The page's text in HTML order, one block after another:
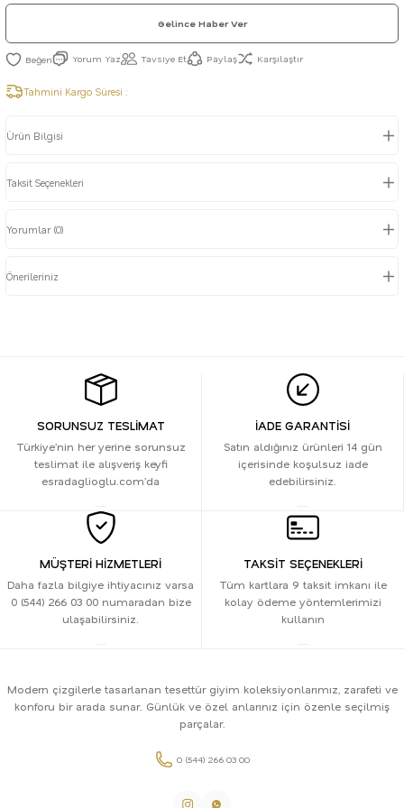
Gelince Haber Ver
Yorum Yaz Tavsiye Et Paylaş Karşılaştır
Tahmini Kargo Süresi :
Ürün Bilgisi
Taksit Seçenekleri
Yorumlar (0)
Önerileriniz
SORUNSUZ TESLİMAT
Türkiye’nin her yerine sorunsuz
teslimat ile alışveriş keyfi
esradaglioglu.com’da
İADE GARANTİSİ
Satın aldığınız ürünleri 14 gün
içerisinde koşulsuz iade
edebilirsiniz.
MÜŞTERİ HİZMETLERİ
Daha fazla bilgiye ihtiyacınız varsa
0 (544) 266 03 00 numaradan bize
ulaşabilirsiniz.
TAKSİT SEÇENEKLERİ
Tüm kartlara 9 taksit imkanı ile
kolay ödeme yöntemlerimizi
kullanın
Modern çizgilerle tasarlanan tesettür giyim koleksiyonlarımız, zarafeti ve
konforu bir arada sunar. Günlük ve özel anlarınız için özenle seçilmiş
parçalar.
0 (544) 266 03 00